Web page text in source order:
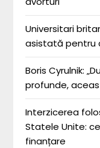
Universitari
asistată pentru
Boris Cyrulnik:
profunde,
Interzicerea
Statele Unite:
finanțare